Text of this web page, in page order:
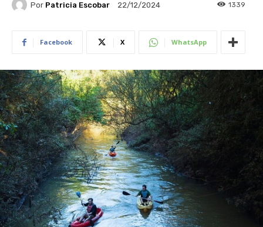
Por Patricia Escobar 22/12/2024 1339
Facebook X WhatsApp